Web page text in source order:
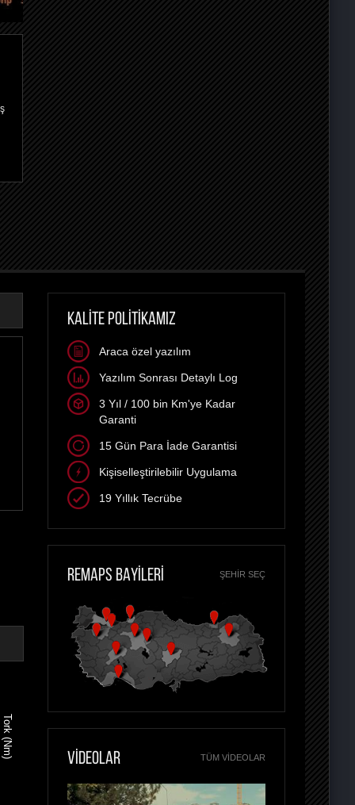
Tork (Nm)
KALİTE POLİTİKAMIZ
Araca özel yazılım
Yazılım Sonrası Detaylı Log
3 Yıl / 100 bin Km'ye Kadar
Garanti
15 Gün Para İade Garantisi
Kişiselleştirilebilir Uygulama
19 Yıllık Tecrübe
REMAPS BAYİLERİ ŞEHIR SEÇ
VİDEOLAR TÜM VIDEOLAR